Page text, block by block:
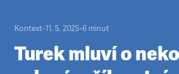
Kontext•11. 5. 2025•6 minut
Turek mluví o